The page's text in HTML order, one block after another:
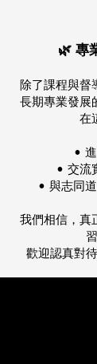
🌿 專
除了課程與督
長期專業發展
在
•
• 交流
• 與志同
我們相信，真
歡迎認真對